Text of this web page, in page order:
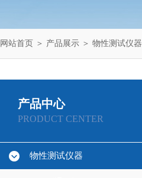
网站首页 ＞ 产品展示 ＞ 物性测试仪器
产品中心
PRODUCT CENTER
物性测试仪器